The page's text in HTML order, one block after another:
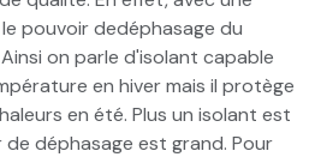
pouvoir dedéphasage du
on parle d'isolant capable
en hiver mais il protège
en été. Plus un isolant est
déphasage est grand. Pour